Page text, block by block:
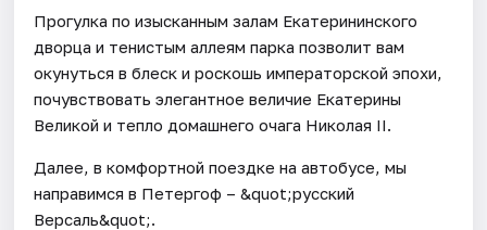
Прогулка по изысканным залам Екатерининского
дворца и тенистым аллеям парка позволит вам
окунуться в блеск и роскошь императорской эпохи,
почувствовать элегантное величие Екатерины
Великой и тепло домашнего очага Николая II.
Далее, в комфортной поездке на автобусе, мы
направимся в Петергоф – &quot;русский
Версаль&quot;.